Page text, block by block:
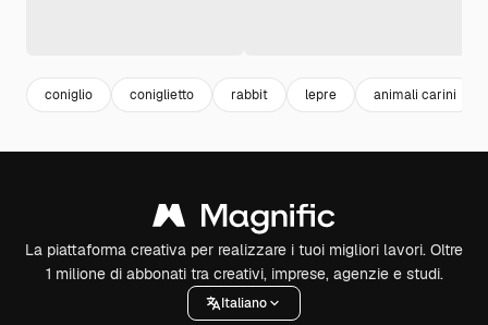
coniglio coniglietto rabbit lepre animali carini
La piattaforma creativa per realizzare i tuoi migliori lavori. Oltre
1 milione di abbonati tra creativi, imprese, agenzie e studi.
Italiano